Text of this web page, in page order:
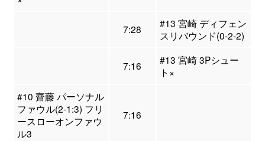
7:28
#13 宮崎 ディフェン
スリバウンド(0-2-2)
7:16
#13 宮崎 3Pシュー
ト×
#10 齋藤 パーソナル
ファウル(2-1:3) フリ
ースローオンファウ
ル3
7:16